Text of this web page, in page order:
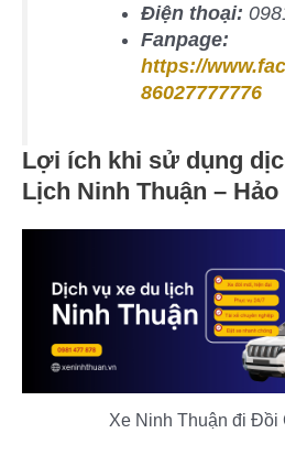
Điện thoại:
Fanpage:
https://
86027777776
Lợi ích khi sử dụng
Lịch Ninh Thuận – Hảo
Xe Ninh Thuận đi Đồi